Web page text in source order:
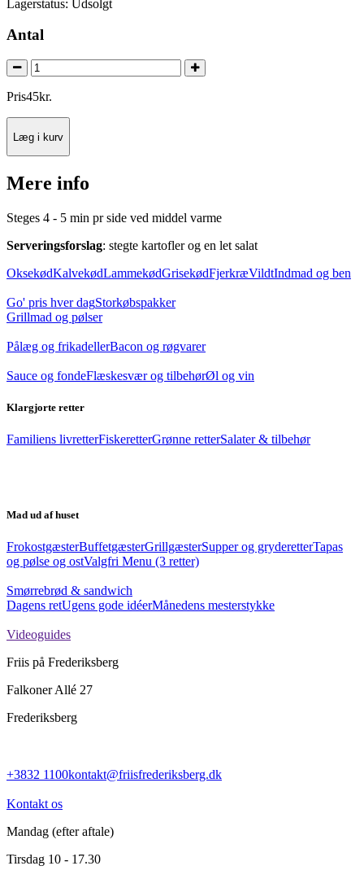
Lagerstatus: Udsolgt
Antal
Pris45kr.
Læg i kurv
Mere info
Steges 4 - 5 min pr side ved middel varme
Serveringsforslag: stegte kartofler og en let salat
OksekødKalvekødLammekødGrisekødFjerkræVildtIndmad og ben
Go' pris hver dagStorkøbspakker
Grillmad og pølser
Pålæg og frikadellerBacon og røgvarer
Sauce og fondeFlæskesvær og tilbehørØl og vin
Klargjorte retter
Familiens livretterFiskeretterGrønne retterSalater & tilbehør
Mad ud af huset
FrokostgæsterBuffetgæsterGrillgæsterSupper og gryderetterTapas
og pølse og ostValgfri Menu (3 retter)
Smørrebrød & sandwich
Dagens retUgens gode idéerMånedens mesterstykke
Videoguides
Friis på Frederiksberg
Falkoner Allé 27
Frederiksberg
+3832 1100kontakt@friisfrederiksberg.dk
Kontakt os
Mandag (efter aftale)
Tirsdag 10 - 17.30